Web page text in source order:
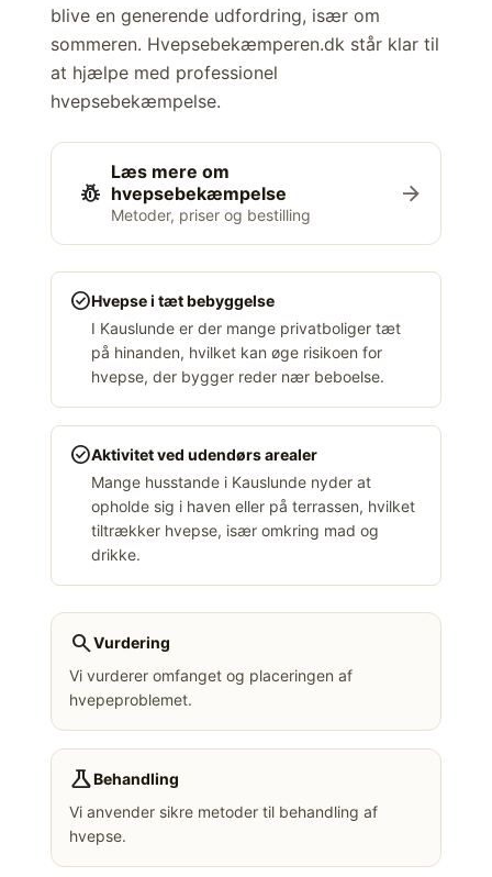
blive en generende udfordring, især om
sommeren. Hvepsebekæmperen.dk står klar til
at hjælpe med professionel
hvepsebekæmpelse.
pest_control
Læs mere om
hvepsebekæmpelse
Metoder, priser og bestilling
arrow_forward
check_circleHvepse i tæt bebyggelse
I Kauslunde er der mange privatboliger tæt
på hinanden, hvilket kan øge risikoen for
hvepse, der bygger reder nær beboelse.
check_circleAktivitet ved udendørs arealer
Mange husstande i Kauslunde nyder at
opholde sig i haven eller på terrassen, hvilket
tiltrækker hvepse, især omkring mad og
drikke.
searchVurdering
Vi vurderer omfanget og placeringen af
hvepeproblemet.
scienceBehandling
Vi anvender sikre metoder til behandling af
hvepse.